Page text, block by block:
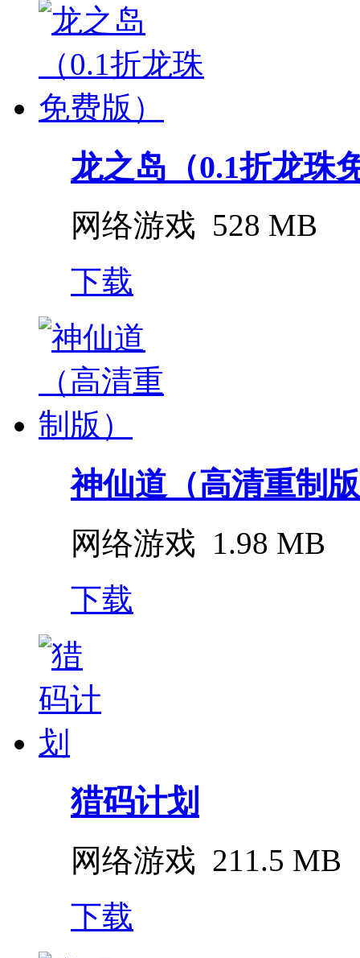
龙之岛（0.1折龙珠
网络游戏 528 MB
下载
神仙道（高清重制
网络游戏 1.98 MB
下载
猎码计划
网络游戏 211.5 MB
下载